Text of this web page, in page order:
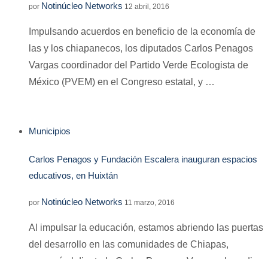
por Notinúcleo Networks 12 abril, 2016
Impulsando acuerdos en beneficio de la economía de
las y los chiapanecos, los diputados Carlos Penagos
Vargas coordinador del Partido Verde Ecologista de
México (PVEM) en el Congreso estatal, y …
Municipios
Carlos Penagos y Fundación Escalera inauguran espacios
educativos, en Huixtán
por Notinúcleo Networks 11 marzo, 2016
Al impulsar la educación, estamos abriendo las puertas
del desarrollo en las comunidades de Chiapas,